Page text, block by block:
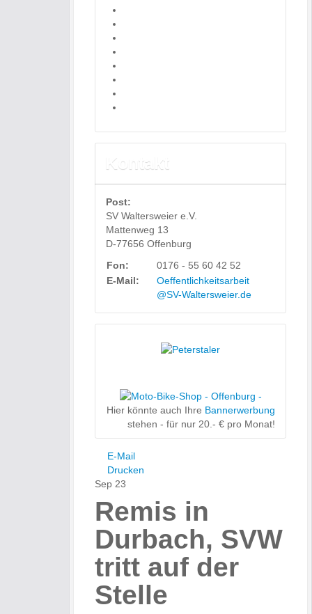
Kontakt
Post:
SV Waltersweier e.V.
Mattenweg 13
D-77656 Offenburg
Fon:
0176 - 55 60 42 52
E-Mail:
Oeffentlichkeitsarbeit
@SV-Waltersweier.de
Hier könnte auch Ihre Bannerwerbung
stehen - für nur 20.- € pro Monat!
E-Mail
Drucken
Sep 23
Remis in
Durbach, SVW
tritt auf der
Stelle